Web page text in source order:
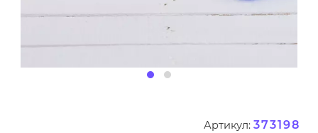
Артикул: 373198